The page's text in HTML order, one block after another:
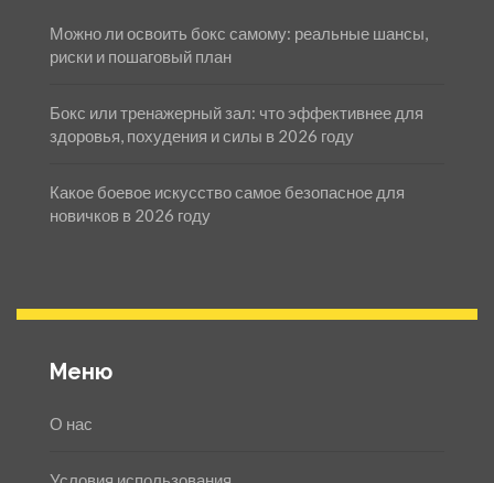
Можно ли освоить бокс самому: реальные шансы,
риски и пошаговый план
Бокс или тренажерный зал: что эффективнее для
здоровья, похудения и силы в 2026 году
Какое боевое искусство самое безопасное для
новичков в 2026 году
Меню
О нас